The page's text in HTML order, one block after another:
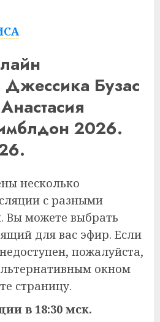
Бузас
2026.
несколько
с разными
Вы можете выбрать
для вас эфир. Если
пожалуйста,
окном
страницу.
в 18:30 мск.